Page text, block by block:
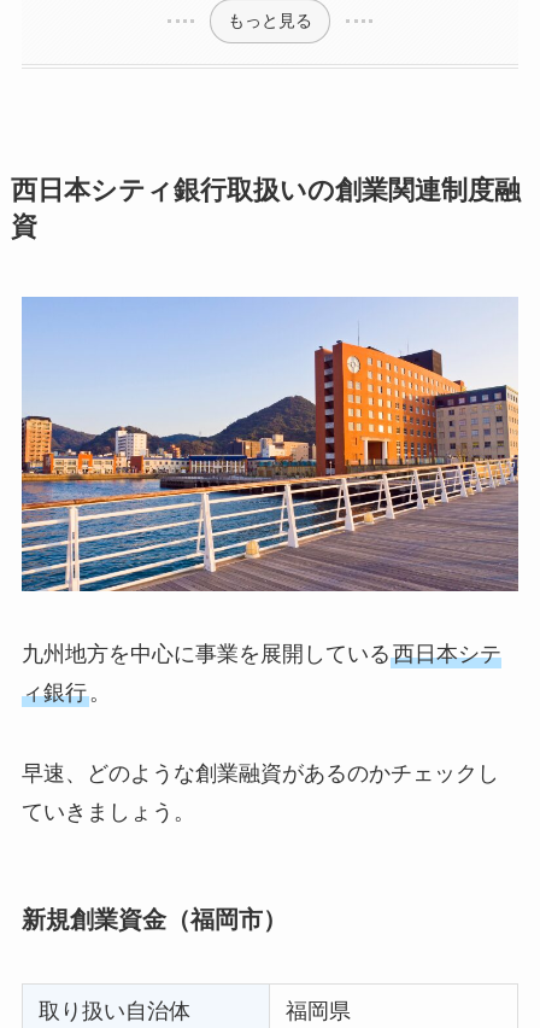
もっと見る
西日本シティ銀行取扱いの創業関連制度融
資
九州地方を中心に事業を展開している西日本シテ
ィ銀行。
早速、どのような創業融資があるのかチェックし
ていきましょう。
新規創業資金（福岡市）
取り扱い自治体 福岡県